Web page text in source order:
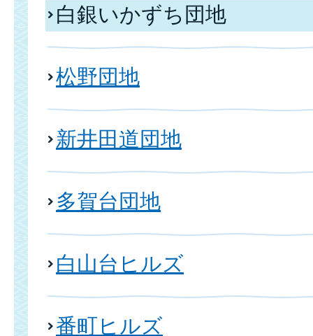
白銀いかずち団地
松野団地
新井田道団地
多賀台団地
白山台ヒルズ
番町ヒルズ